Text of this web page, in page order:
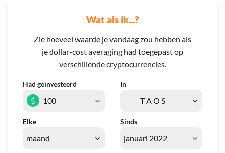
Wat als ik...?
Zie hoeveel waarde je vandaag zou hebben als
je dollar-cost averaging had toegepast op
verschillende cryptocurrencies.
Had geïnvesteerd In
Elke Sinds
$